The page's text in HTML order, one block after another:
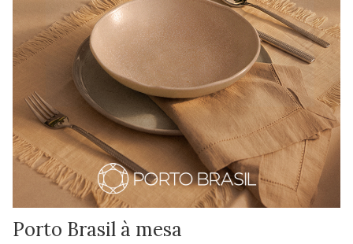
Porto Brasil à mesa